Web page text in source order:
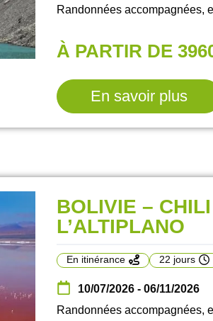
Randonnées accompagnées,
À PARTIR DE
En savoir plus
BOLIVIE –
L’ALTIPLANO
En itinérance 22 jours
10/07/2026 - 06/11/2026
Randonnées accompagnées,